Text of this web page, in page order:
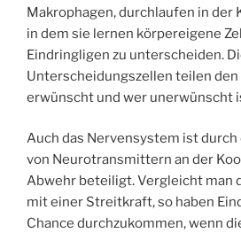
Makrophagen, durchlaufen in der
in dem sie lernen körpereigene
Eindringligen zu unterscheiden.
Unterscheidungszellen teilen
erwünscht und wer unerwünscht
Auch das Nervensystem ist
von Neurotransmittern an der
Abwehr beteiligt. Vergleicht man
mit einer Streitkraft, so haben
Chance durchzukommen, wenn